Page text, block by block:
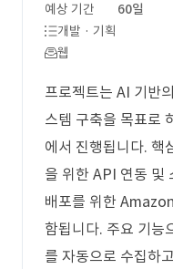
예상 기간
60일
개발 · 기획
웹
프로젝트는 AI 기반
스템 구축을 목표로
에서 진행됩니다. 핵
을 위한 API 연동 및
배포를 위한
함됩니다. 주요 기능
를 자동으로 수집하